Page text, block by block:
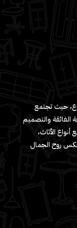
حيث تجتمع
من ٣٠ عامًا مع الدقة الفائقة والتصميم
الأثاث،
روح الجمال